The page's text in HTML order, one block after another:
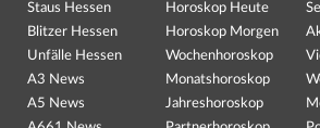
Staus Hessen
Blitzer Hessen
Unfälle Hessen
A3 News
A5 News
Horoskop Heute
Horoskop Morgen
Wochenhoroskop
Monatshoroskop
Jahreshoroskop